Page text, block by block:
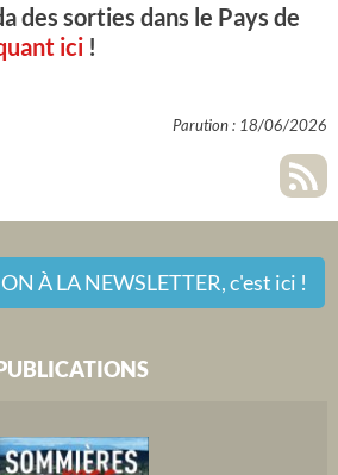
des sorties dans le Pays de
ici !
Parution : 18/06/2026
À LA NEWSLETTER,c'est ici !